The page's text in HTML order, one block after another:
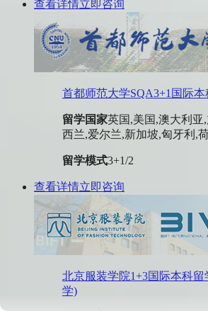
查看详情立即咨询
首都师范大学SQA3+1国际本
留学国家英国,美国,澳大利亚
西兰,爱尔兰,新加坡,匈牙利,
留学模式3+1/2
查看详情立即咨询
北京服装学院1+3国际本科
学)